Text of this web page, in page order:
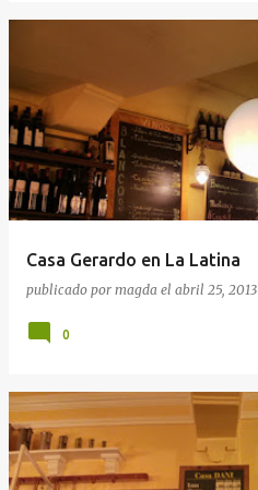
Casa Gerardo en La Latina
publicado por magda el abril 25, 2013
0